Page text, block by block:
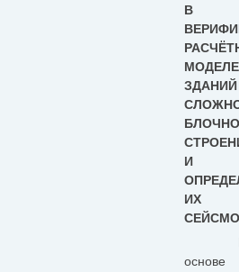
В
ЗДАНИЙ
И
ИХ
основе